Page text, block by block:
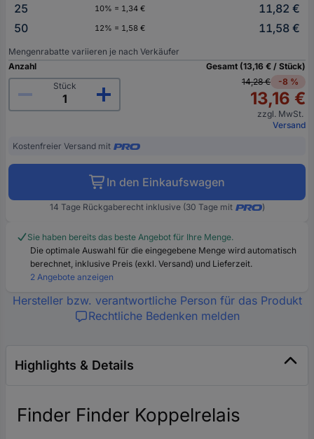
25
10% = 1,34 €
11,82 €
50
12% = 1,58 € 11,58 €
Mengenrabatte variieren je nach Verkäufer
Anzahl
Stück
Gesamt (13,16 € / Stück)
14,28 €
-8 %
13,16 €
zzgl. MwSt.
Versand
Kostenfreier Versand mit
In den Einkaufswagen
14 Tage Rückgaberecht inklusive (30 Tage mit )
Sie haben bereits das beste Angebot für Ihre Menge.
Die optimale Auswahl für die eingegebene Menge wird automatisch
berechnet, inklusive Preis (exkl. Versand) und Lieferzeit.
2 Angebote anzeigen
Hersteller bzw. verantwortliche Person für das Produkt
Rechtliche Bedenken melden
Highlights & Details
Finder Finder Koppelrelais